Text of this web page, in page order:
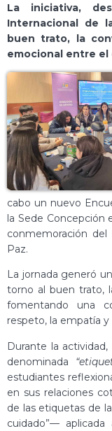
La iniciativa,
Internacional de
buen trato, la
emocional entre
cabo un nuevo
la Sede Concepción
conmemoración del
Paz.
La jornada generó
torno al buen trato,
fomentando una
respeto, la empatía
Durante la
denominada
estudiantes
en sus relaciones
de las etiquetas de
cuidado”—